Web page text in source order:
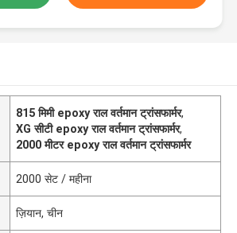
815 मिमी epoxy राल वर्तमान ट्रांसफार्मर,
XG सीटी epoxy राल वर्तमान ट्रांसफार्मर,
2000 मीटर epoxy राल वर्तमान ट्रांसफार्मर
2000 सेट / महीना
ज़ियान, चीन